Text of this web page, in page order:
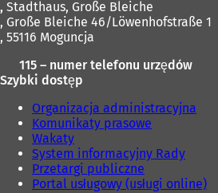
, Stadthaus, Große Bleiche
, Große Bleiche 46/Löwenhofstraße 1
, 55116 Moguncja
115 – numer telefonu urzędów
Szybki dostęp
Organizacja administracyjna
Komunikaty prasowe
Wakaty
System informacyjny Rady
Przetargi publiczne
Portal usługowy (usługi online)